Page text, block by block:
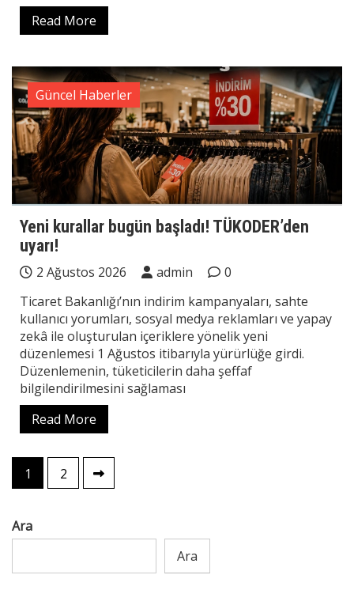
Read More
Güncel Haberler
Yeni kurallar bugün başladı! TÜKODER’den
uyarı!
2 Ağustos 2026 admin
0
Ticaret Bakanlığı’nın indirim kampanyaları, sahte
kullanıcı yorumları, sosyal medya reklamları ve yapay
zekâ ile oluşturulan içeriklere yönelik yeni
düzenlemesi 1 Ağustos itibarıyla yürürlüğe girdi.
Düzenlemenin, tüketicilerin daha şeffaf
bilgilendirilmesini sağlaması
Read More
Yazı
sayfalaması
1 2
Ara
Ara